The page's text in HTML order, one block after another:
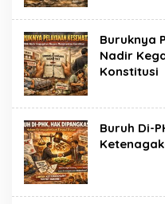
Buruknya
Nadir
Konstitusi
Buruh Di-